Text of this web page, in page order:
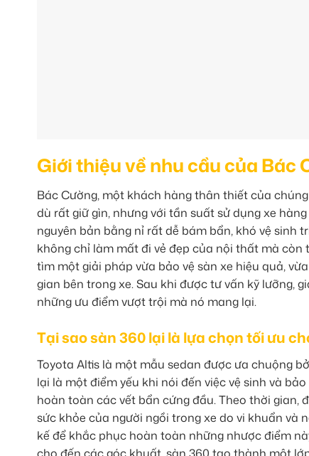
Giới thiệu về nhu cầu của Bác
Bác Cường, một khách hàng thân thiết của
dù rất giữ gìn, nhưng với tần suất sử dụng xe
nguyên bản bằng nỉ rất dễ bám bẩn, khó vệ sinh
không chỉ làm mất đi vẻ đẹp của nội thất mà còn
tìm một giải pháp vừa bảo vệ sàn xe hiệu quả,
gian bên trong xe. Sau khi được tư vấn kỹ lưỡng,
những ưu điểm vượt trội mà nó mang lại.
Tại sao sàn 360 lại là lựa chọn tối ưu
Toyota Altis là một mẫu sedan được ưa chuộng
lại là một điểm yếu khi nói đến việc vệ sinh và
hoàn toàn các vết bẩn cứng đầu. Theo thời gian,
sức khỏe của người ngồi trong xe do vi khuẩn và
kế để khắc phục hoàn toàn những nhược điểm